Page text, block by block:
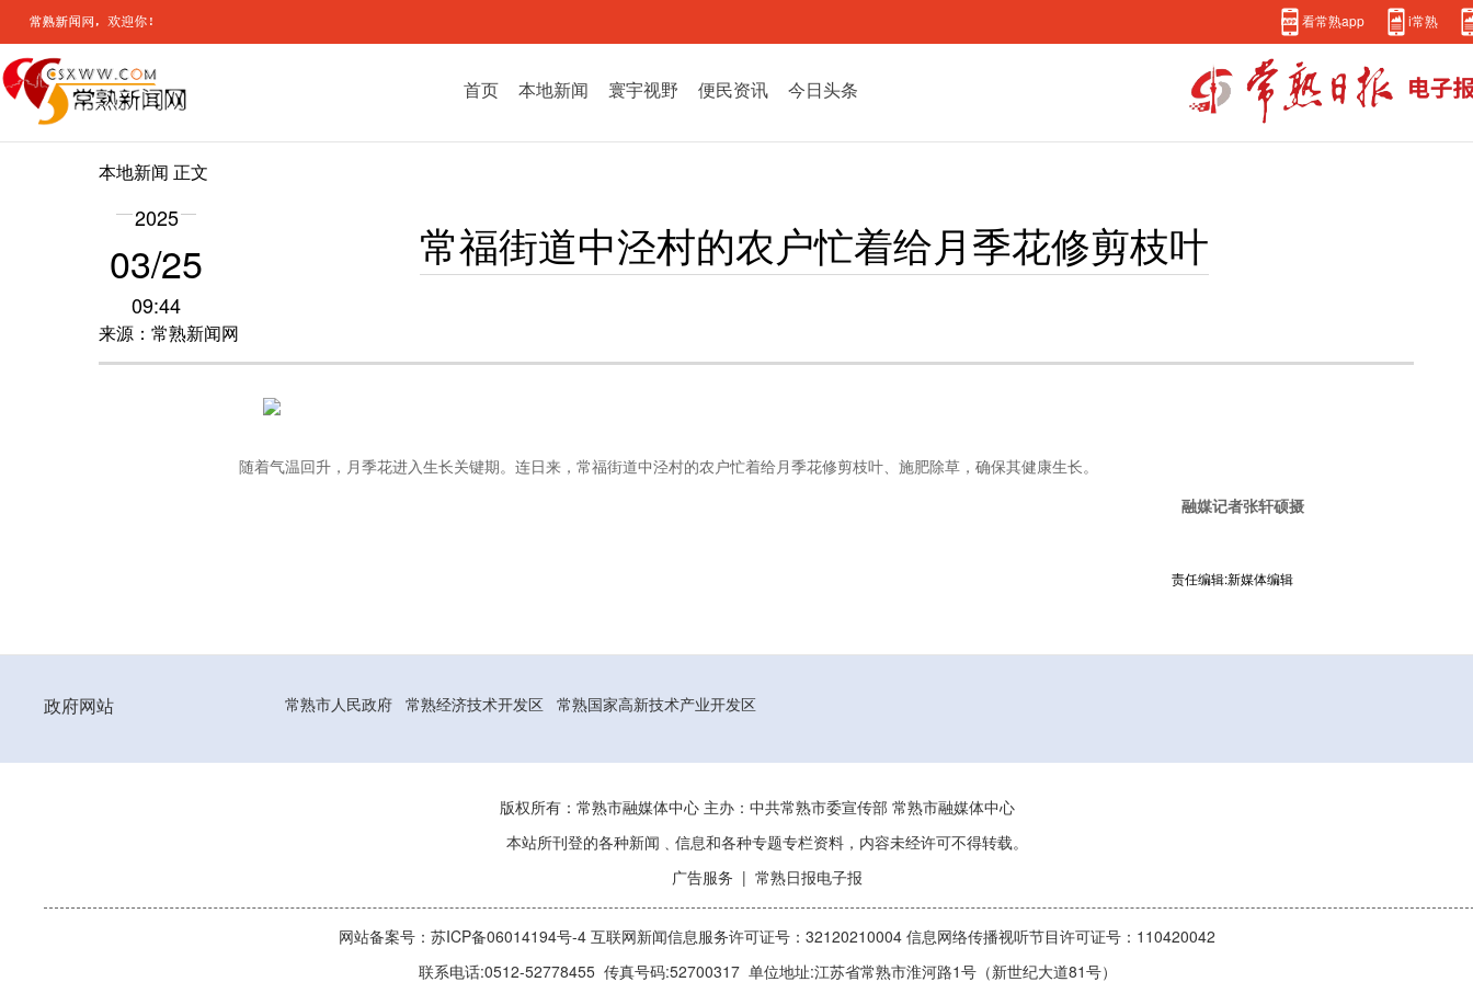
看常熟app i常熟
首页 本地新闻 寰宇视野 便民资讯 今日头条
本地新闻 正文
2025
03/25
09:44
来源：常熟新闻网
常福街道中泾村的农户忙着给月季花修剪枝叶
随着气温回升，月季花进入生长关键期。连日来，常福街道中泾村的农户忙着给月季花修剪枝叶、施肥除草，确保其健康生长。
融媒记者张轩硕摄
责任编辑:新媒体编辑
政府网站 常熟市人民政府 常熟经济技术开发区 常熟国家高新技术产业开发区
版权所有：常熟市融媒体中心 主办：中共常熟市委宣传部 常熟市融媒体中心
本站所刊登的各种新闻﹑信息和各种专题专栏资料，内容未经许可不得转载。
广告服务 常熟日报电子报
网站备案号：苏ICP备06014194号-4 互联网新闻信息服务许可证号：32120210004 信息网络传播视听节目许可证号：110420042
联系电话:0512-52778455 传真号码:52700317 单位地址:江苏省常熟市淮河路1号（新世纪大道81号）